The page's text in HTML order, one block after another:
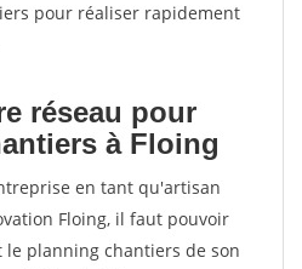
pour réaliser rapidement
réseau pour
à Floing
en tant qu'artisan
Floing, il faut pouvoir
planning chantiers de son